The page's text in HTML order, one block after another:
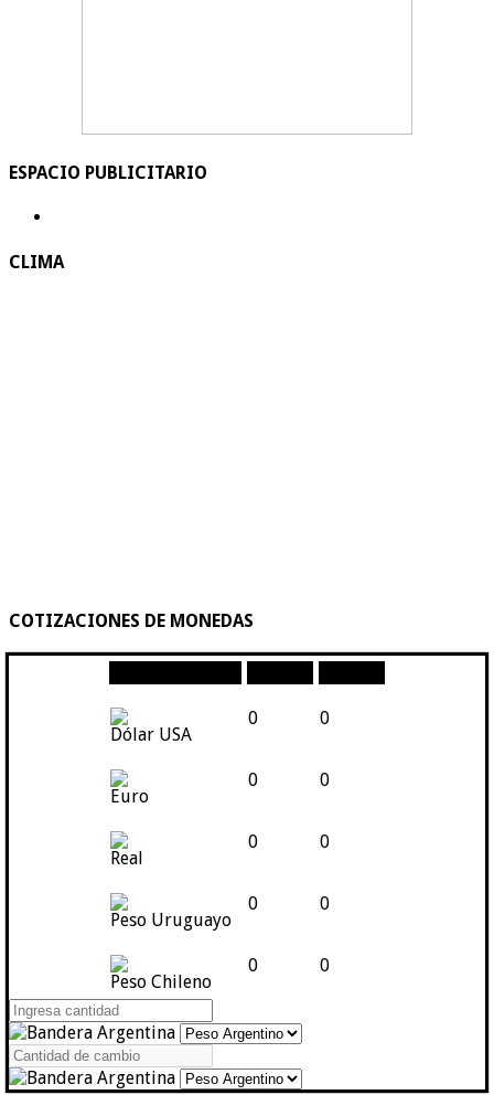
ESPACIO PUBLICITARIO
CLIMA
COTIZACIONES DE MONEDAS
Dólar USA
0 0
Euro
0 0
Real
0 0
Peso Uruguayo
0 0
Peso Chileno
0 0